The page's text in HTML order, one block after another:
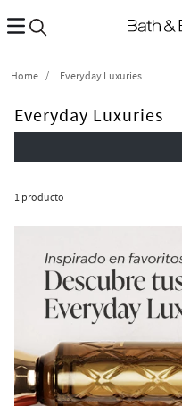
Everyday Luxuries
Everyday Luxuries
1 producto